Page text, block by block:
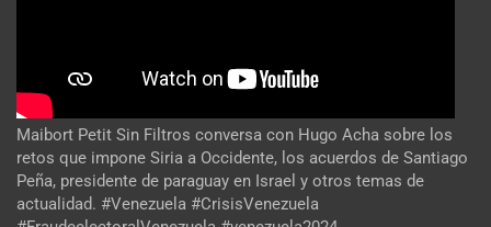
Maibort Petit Sin Filtros conversa con Hugo Acha sobre los
retos que impone Siria a Occidente, los acuerdos de Santiago
Peña, presidente de paraguay en Israel y otros temas de
actualidad. #Venezuela #CrisisVenezuela